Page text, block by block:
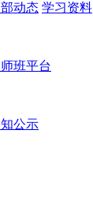
动态 学习资料
班平台
公示